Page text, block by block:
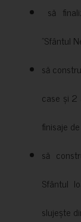
să
”Sfântul
să
case și
finisaje
să
Sfântul
slujește